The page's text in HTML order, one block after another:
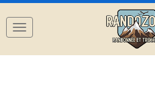
Navigation